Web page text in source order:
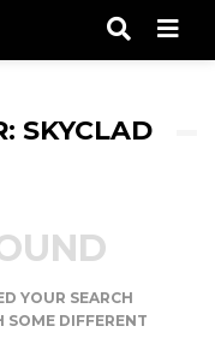
SKYCLAD
YOUR SEARCH
SOME DIFFERENT